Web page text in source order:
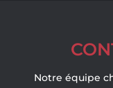
Notre équipe